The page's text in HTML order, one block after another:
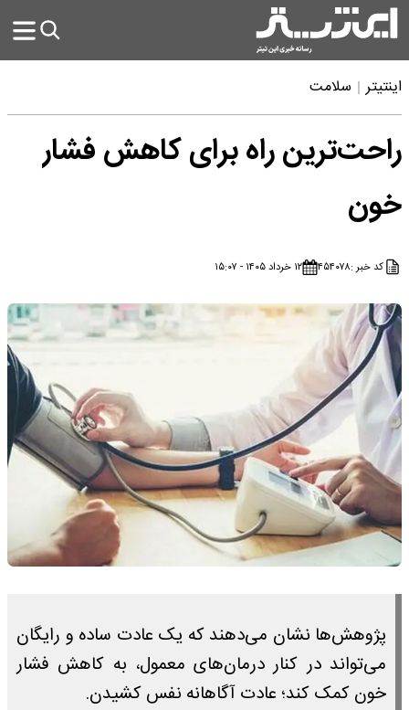
اینتیتر سلامت
راحت‌ترین راه برای کاهش فشار
خون
کد خبر :۴۵۴۰۷۸ ۱۲ خرداد ۱۴۰۵ - ۱۵:۰۷
پژوهش‌ها نشان می‌دهند که یک عادت ساده و رایگان
می‌تواند در کنار درمان‌های معمول، به کاهش فشار
خون کمک کند؛ عادت آگاهانه نفس کشیدن.